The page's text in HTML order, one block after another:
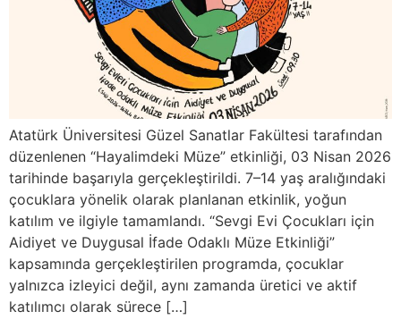
Atatürk Üniversitesi Güzel Sanatlar Fakültesi tarafından
düzenlenen “Hayalimdeki Müze” etkinliği, 03 Nisan 2026
tarihinde başarıyla gerçekleştirildi. 7–14 yaş aralığındaki
çocuklara yönelik olarak planlanan etkinlik, yoğun
katılım ve ilgiyle tamamlandı. “Sevgi Evi Çocukları için
Aidiyet ve Duygusal İfade Odaklı Müze Etkinliği”
kapsamında gerçekleştirilen programda, çocuklar
yalnızca izleyici değil, aynı zamanda üretici ve aktif
katılımcı olarak sürece […]